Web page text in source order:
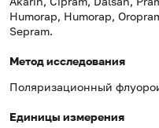
Humorap, Humorap,
Sepram.
Метод исследования
Поляризационный
Единицы измерения